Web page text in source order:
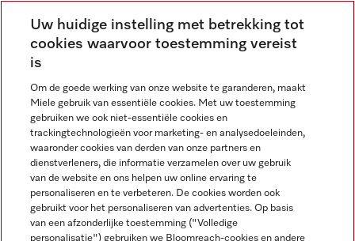
Vind jouw Miele Experience Center
Nieuwsbrief
Miele op Instagram
Miele op Facebook
Miele op Youtube
Uw huidige instelling met betrekking tot
cookies waarvoor toestemming vereist
is
Om de goede werking van onze website te garanderen, maakt
Miele gebruik van essentiële cookies. Met uw toestemming
gebruiken we ook niet-essentiële cookies en
trackingtechnologieën voor marketing- en analysedoeleinden,
waaronder cookies van derden van onze partners en
dienstverleners, die informatie verzamelen over uw gebruik
van de website en ons helpen uw online ervaring te
personaliseren en te verbeteren. De cookies worden ook
gebruikt voor het personaliseren van advertenties. Op basis
van een afzonderlijke toestemming ("Volledige
personalisatie") gebruiken we Bloomreach-cookies en andere